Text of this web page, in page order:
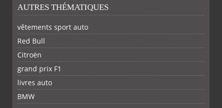
AUTRES THÉMATIQUES
vêtements sport auto
Red Bull
Citroën
grand prix F1
livres auto
BMW